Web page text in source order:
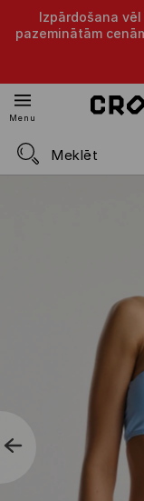
Izpārdošana
pazeminātām
Menu